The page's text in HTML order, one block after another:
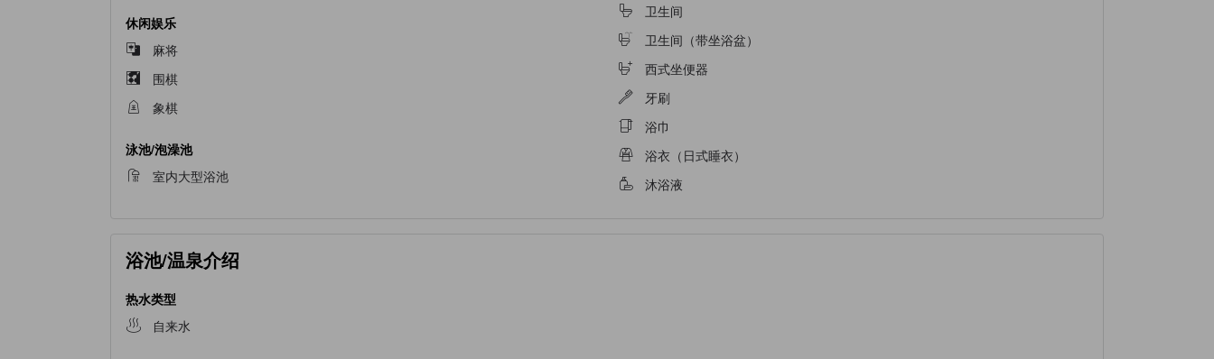
休闲娱乐
麻将
围棋
象棋
泳池/泡澡池
室内大型浴池
卫生间
卫生间（带坐浴盆）
西式坐便器
牙刷
浴巾
浴衣（日式睡衣）
沐浴液
浴池/温泉介绍
热水类型
自来水